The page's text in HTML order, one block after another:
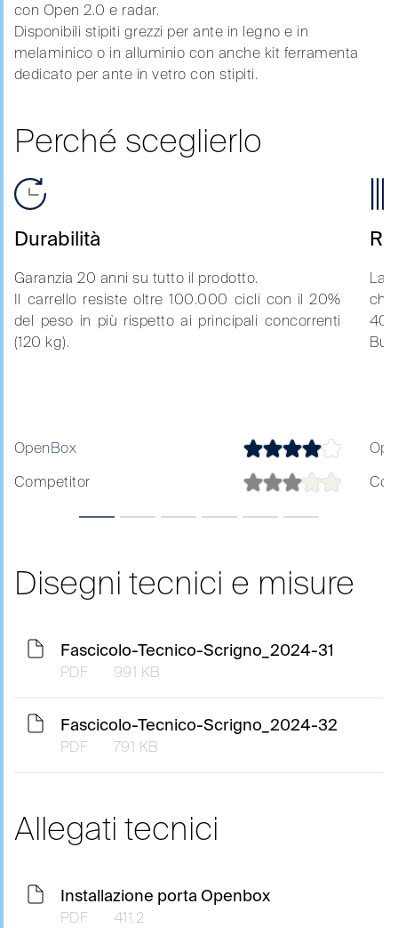
con Open 2.0 e radar.
Disponibili stipiti grezzi per ante in legno e in
melaminico o in alluminio con anche kit ferramenta
dedicato per ante in vetro con stipiti.
Perché sceglierlo
Durabilità
Garanzia 20 anni su tutto il prodotto.
Il carrello resiste oltre 100.000 cicli con il 20%
del peso in più rispetto ai principali concorrenti
(120 kg).
OpenBox
Competitor
La
Disegni tecnici e misure
Fascicolo-Tecnico-Scrigno_2024-31
PDF 991 KB
Fascicolo-Tecnico-Scrigno_2024-32
PDF 791 KB
Allegati tecnici
Installazione porta Openbox
PDF
411.2